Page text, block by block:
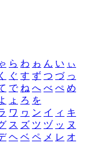
ら わ ゎ ん い ぃ
く ぐ す ず つ づ っ
で ね へ べ ぺ め
ょ ろ を
ワ ヮ ン イ ィ キ
ス ズ ツ ヅ ッ ヌ
ヘ ベ ペ メ レ オ